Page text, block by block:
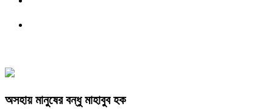
অসহায় মানুষের বন্ধু মাহাবুব হক